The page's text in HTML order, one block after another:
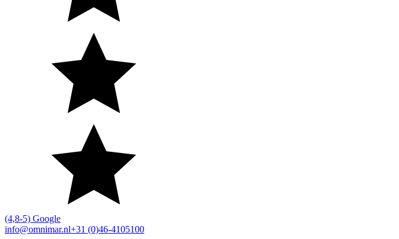
(4,8-5) Google
info@omnimar.nl+31 (0)46-4105100